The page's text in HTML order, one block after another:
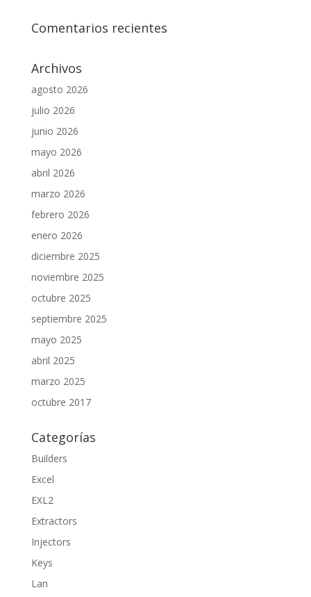
Comentarios recientes
Archivos
agosto 2026
julio 2026
junio 2026
mayo 2026
abril 2026
marzo 2026
febrero 2026
enero 2026
diciembre 2025
noviembre 2025
octubre 2025
septiembre 2025
mayo 2025
abril 2025
marzo 2025
octubre 2017
Categorías
Builders
Excel
EXL2
Extractors
Injectors
Keys
Lan